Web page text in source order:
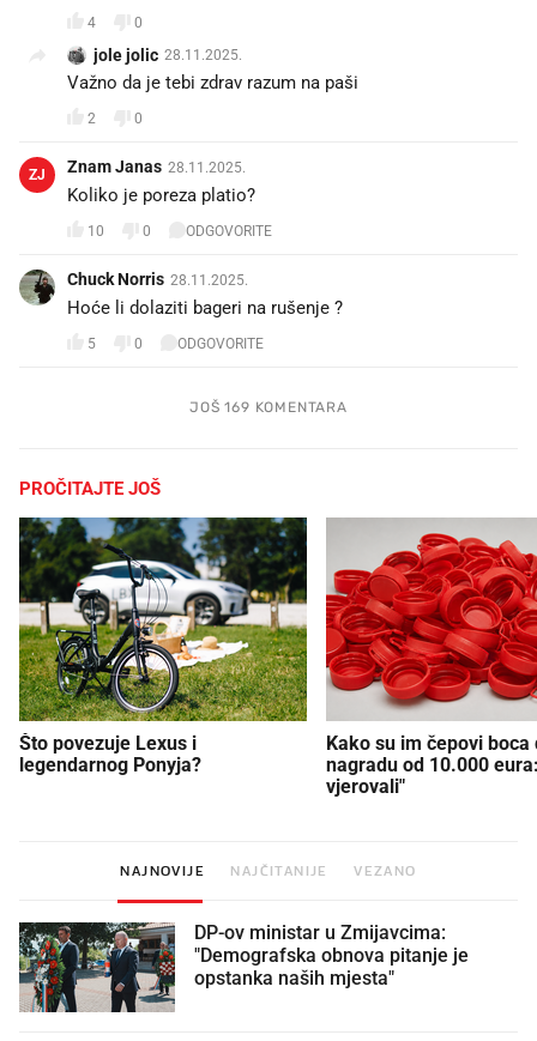
4 0
jole jolic 28.11.2025.
Važno da je tebi zdrav razum na paši
2 0
ZJ Znam Janas 28.11.2025.
Koliko je poreza platio?
10 0 ODGOVORITE
Chuck Norris 28.11.2025.
Hoće li dolaziti bageri na rušenje ?
5 0 ODGOVORITE
JOŠ 169 KOMENTARA
PROČITAJTE JOŠ
Što povezuje Lexus i
legendarnog Ponyja?
Kako su im čepovi boca
nagradu od 10.000
vjerovali"
NAJNOVIJE NAJČITANIJE VEZANO
DP-ov ministar u Zmijavcima:
"Demografska obnova pitanje je
opstanka naših mjesta"